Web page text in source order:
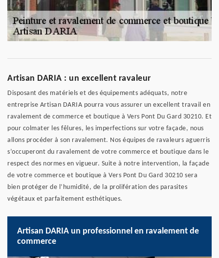
Artisan DARIA : un excellent ravaleur
Disposant des matériels et des équipements adéquats, notre
entreprise Artisan DARIA pourra vous assurer un excellent travail en
ravalement de commerce et boutique à Vers Pont Du Gard 30210. Et
pour colmater les fêlures, les imperfections sur votre façade, nous
allons procéder à son ravalement. Nos équipes de ravaleurs aguerris
s’occuperont du ravalement de votre commerce et boutique dans le
respect des normes en vigueur. Suite à notre intervention, la façade
de votre commerce et boutique à Vers Pont Du Gard 30210 sera
bien protéger de l’humidité, de la prolifération des parasites
végétaux et parfaitement esthétiques.
Artisan DARIA un professionnel en ravalement de
commerce